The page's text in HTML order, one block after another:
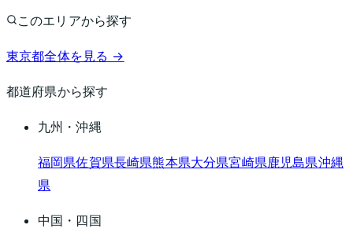
このエリアから探す
東京都全体を見る →
都道府県から探す
九州・沖縄
福岡県佐賀県長崎県熊本県大分県宮崎県鹿児島県沖縄
県
中国・四国